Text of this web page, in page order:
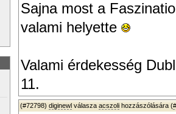
Sajna most a
valami helyette
Valami érdekesség
11.
(#72798) diginewl válasza acszoli hozzászólására (